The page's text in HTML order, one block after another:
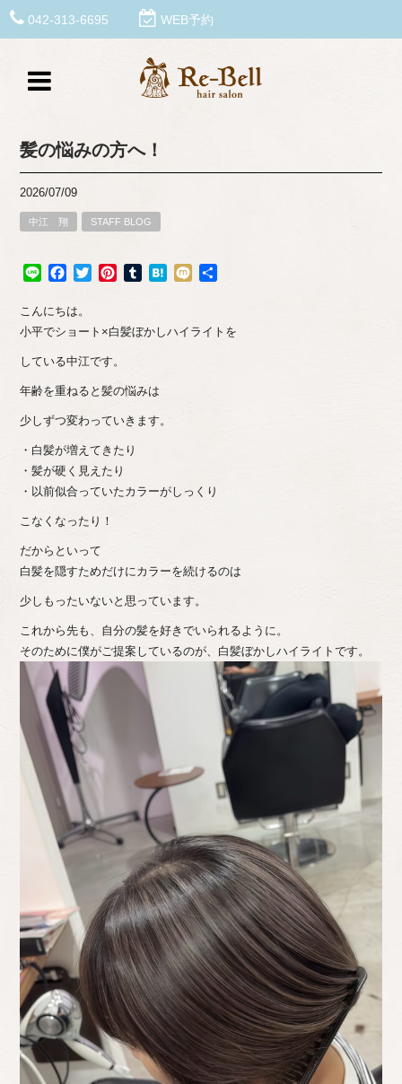
042-313-6695 WEB予約
髪の悩みの方へ！
2026/07/09
中江 翔 STAFF BLOG
Line Facebook
TwitterPinterestTumblrHatena
Mixi
こんにちは。
小平でショート×白髪ぼかしハイライトを
している中江です。
年齢を重ねると髪の悩みは
少しずつ変わっていきます。
・白髪が増えてきたり
・髪が硬く見えたり
・以前似合っていたカラーがしっくり
こなくなったり！
だからといって
白髪を隠すためだけにカラーを続けるのは
少しもったいないと思っています。
これから先も、自分の髪を好きでいられるように。
そのために僕がご提案しているのが、白髪ぼかしハイライトです。